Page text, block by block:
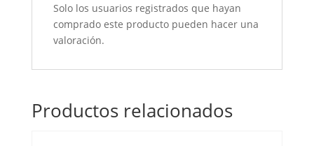
Solo los usuarios registrados que hayan
comprado este producto pueden hacer una
valoración.
Productos relacionados